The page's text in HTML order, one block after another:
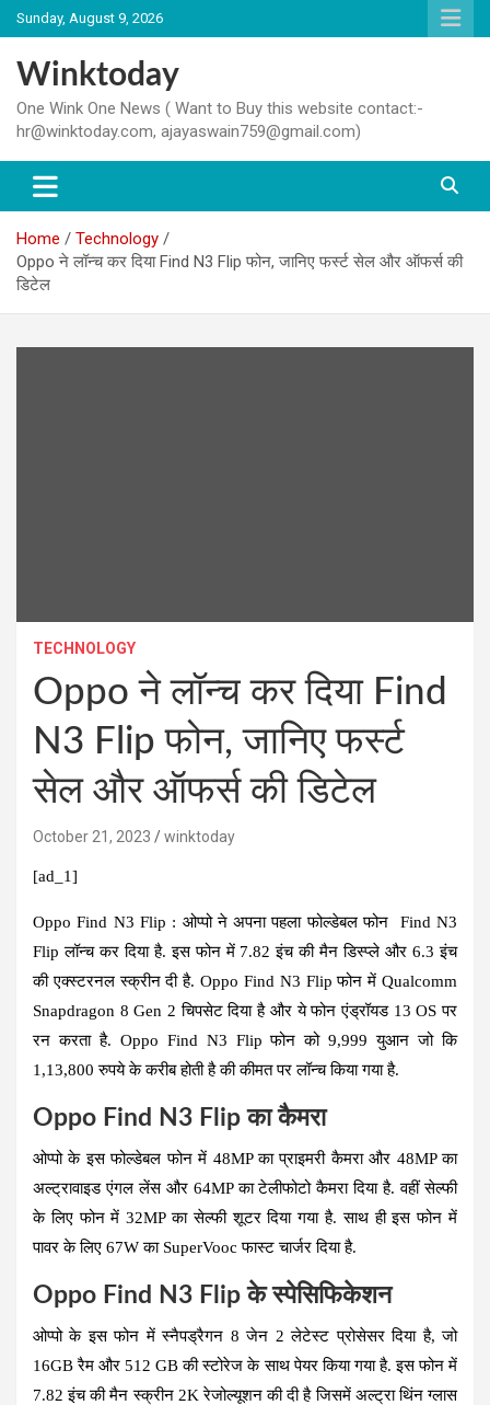
Skip
to
content
Sunday, August 9, 2026
Winktoday
One Wink One News ( Want to Buy this website contact:-
hr@winktoday.com, ajayaswain759@gmail.com)
Home
Technology
Oppo ने लॉन्च कर दिया Find N3 Flip फोन, जानिए फर्स्ट सेल और ऑफर्स की
डिटेल
TECHNOLOGY
Oppo ने लॉन्च कर दिया Find
N3 Flip फोन, जानिए फर्स्ट
सेल और ऑफर्स की डिटेल
October 21, 2023 winktoday
[ad_1]
Oppo Find N3 Flip : ओप्पो ने अपना पहला फोल्डेबल फोन Find N3
Flip लॉन्च कर दिया है. इस फोन में 7.82 इंच की मैन डिस्प्ले और 6.3 इंच
की एक्स्टरनल स्क्रीन दी है. Oppo Find N3 Flip फोन में Qualcomm
Snapdragon 8 Gen 2 चिपसेट दिया है और ये फोन एंड्रॉयड 13 OS पर
रन करता है. Oppo Find N3 Flip फोन को 9,999 युआन जो कि
1,13,800 रुपये के करीब होती है की कीमत पर लॉन्च किया गया है.
Oppo Find N3 Flip का कैमरा
ओप्पो के इस फोल्डेबल फोन में 48MP का प्राइमरी कैमरा और 48MP का
अल्ट्रावाइड एंगल लेंस और 64MP का टेलीफोटो कैमरा दिया है. वहीं सेल्फी
के लिए फोन में 32MP का सेल्फी शूटर दिया गया है. साथ ही इस फोन में
पावर के लिए 67W का SuperVooc फास्ट चार्जर दिया है.
Oppo Find N3 Flip के स्पेसिफिकेशन
ओप्पो के इस फोन में स्नैपड्रैगन 8 जेन 2 लेटेस्ट प्रोसेसर दिया है, जो
16GB रैम और 512 GB की स्टोरेज के साथ पेयर किया गया है. इस फोन में
7.82 इंच की मैन स्क्रीन 2K रेजोल्यूशन की दी है जिसमें अल्ट्रा थिंन ग्लास